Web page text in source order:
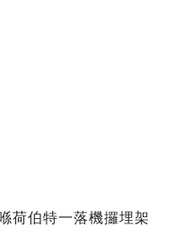
荷伯特一落機攞埋架